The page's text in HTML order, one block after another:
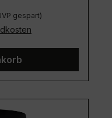
gespart)